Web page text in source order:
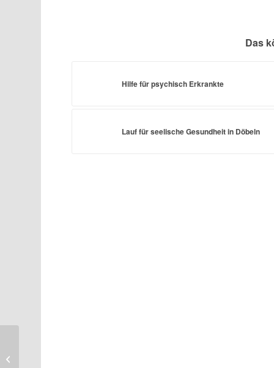
Das
Hilfe für psychisch Erkrankte
Lauf für seelische Gesundheit in Döbeln